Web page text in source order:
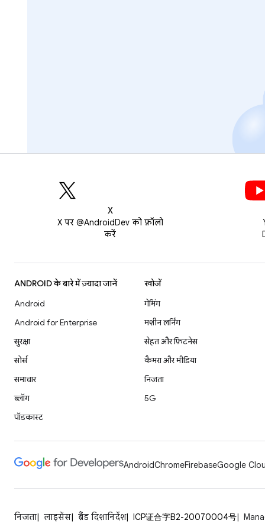
X
X पर @AndroidDev को फ़ॉलो
करें
ANDROID के बारे में ज़्यादा जानें
Android
Android for Enterprise
सुरक्षा
सोर्स
समाचार
ब्लॉग
पॉडकास्ट
खोजें
गेमिंग
मशीन लर्निंग
सेहत और फ़िटनेस
कैमरा और मीडिया
निजता
5G
AndroidChromeFirebaseGoogle
निजता लाइसेंस ब्रैंड दिशानिर्देश ICP证合字B2-20070004号